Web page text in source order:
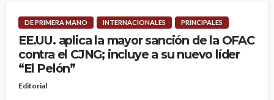
DE PRIMERA MANO INTERNACIONALES PRINCIPALES
EE.UU. aplica la mayor sanción de la OFAC
contra el CJNG; incluye a su nuevo líder
“El Pelón”
Editorial